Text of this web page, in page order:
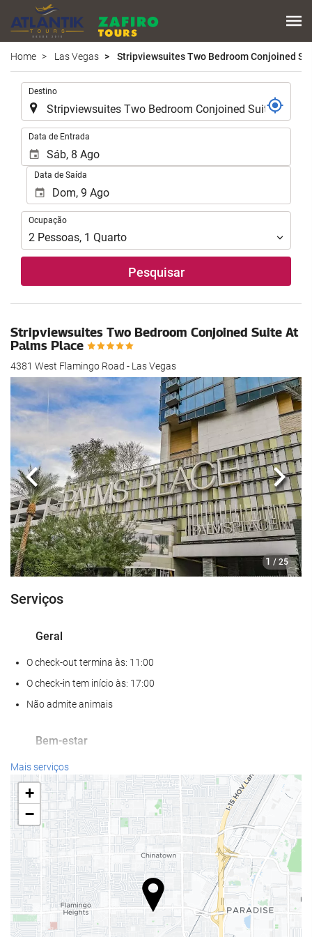
Home Las Vegas Stripviewsuites Two Bedroom Conjoined
Destino
Data de Entrada
Data de Saída
Ocupação
Ocupação
2 Pessoas, 1 Quarto
Pesquisar
Stripviewsuites Two Bedroom Conjoined Suite At
Palms Place
4381 West Flamingo Road - Las Vegas
1 / 25
Anterior
Serviços
Geral
O check-out termina às: 11:00
O check-in tem início às: 17:00
Não admite animais
Bem-estar
Spa
Banho turco / Sauna a vapor
Sauna
Academia
Alimentação e bebidas
Restaurante à la carte
Bar
Café no local
Mais serviços
+
−